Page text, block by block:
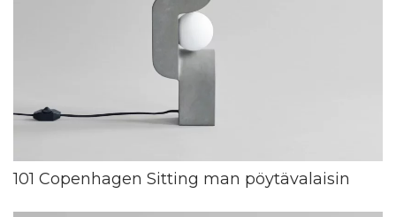
101 Copenhagen Sitting man pöytävalaisin